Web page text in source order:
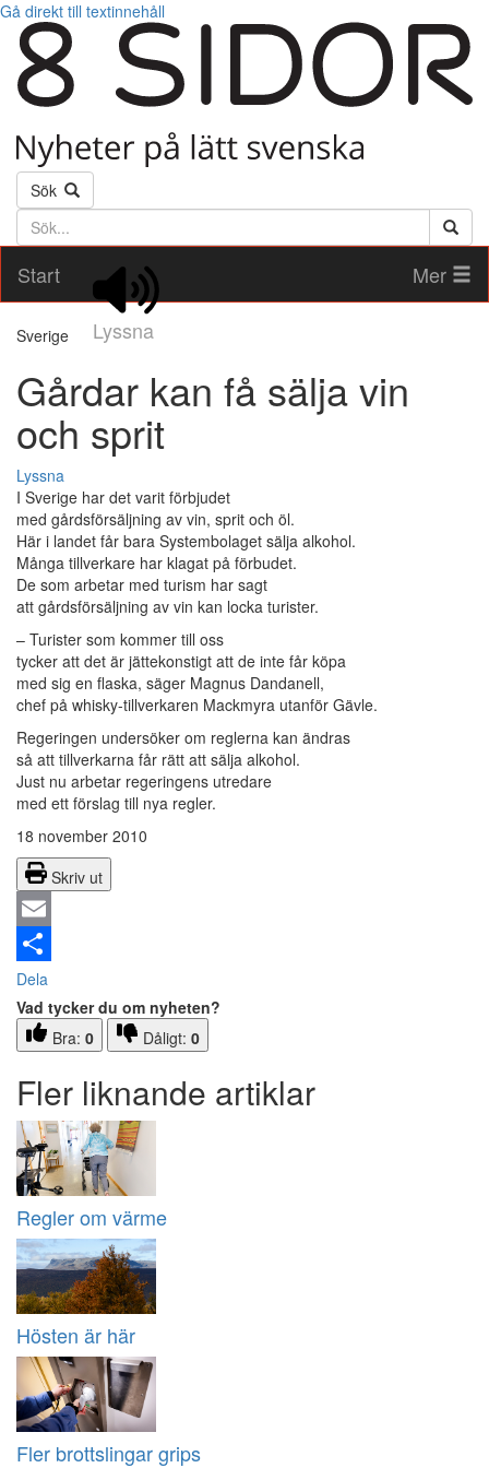
Gå direkt till textinnehåll
Sök
Söktext
Start
Lyssna
Mer
Sverige
Gårdar kan få sälja vin
och sprit
Lyssna
I Sverige har det varit förbjudet
med gårdsförsäljning av vin, sprit och öl.
Här i landet får bara Systembolaget sälja alkohol.
Många tillverkare har klagat på förbudet.
De som arbetar med turism har sagt
att gårdsförsäljning av vin kan locka turister.
– Turister som kommer till oss
tycker att det är jättekonstigt att de inte får köpa
med sig en flaska, säger Magnus Dandanell,
chef på whisky-tillverkaren Mackmyra utanför Gävle.
Regeringen undersöker om reglerna kan ändras
så att tillverkarna får rätt att sälja alkohol.
Just nu arbetar regeringens utredare
med ett förslag till nya regler.
18 november 2010
Skriv ut
Email
Dela
Vad tycker du om nyheten?
Bra: 0 Dåligt: 0
Fler liknande artiklar
Regler om värme
Hösten är här
Fler brottslingar grips